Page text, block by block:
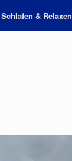
Schlafen & Relaxen